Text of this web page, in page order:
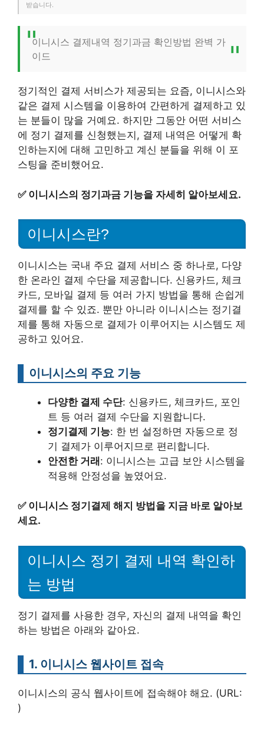
받습니다.
이니시스 결제내역 정기과금 확인방법 완벽 가
이드
정기적인 결제 서비스가 제공되는 요즘, 이니시스와
같은 결제 시스템을 이용하여 간편하게 결제하고 있
는 분들이 많을 거예요. 하지만 그동안 어떤 서비스
에 정기 결제를 신청했는지, 결제 내역은 어떻게 확
인하는지에 대해 고민하고 계신 분들을 위해 이 포
스팅을 준비했어요.
✅ 이니시스의 정기과금 기능을 자세히 알아보세요.
이니시스란?
이니시스는 국내 주요 결제 서비스 중 하나로, 다양
한 온라인 결제 수단을 제공합니다. 신용카드, 체크
카드, 모바일 결제 등 여러 가지 방법을 통해 손쉽게
결제를 할 수 있죠. 뿐만 아니라 이니시스는 정기결
제를 통해 자동으로 결제가 이루어지는 시스템도 제
공하고 있어요.
이니시스의 주요 기능
다양한 결제 수단: 신용카드, 체크카드, 포인
트 등 여러 결제 수단을 지원합니다.
정기결제 기능: 한 번 설정하면 자동으로 정
기 결제가 이루어지므로 편리합니다.
안전한 거래 : 이니시스는 고급 보안 시스템을
적용해 안정성을 높였어요.
✅ 이니시스 정기결제 해지 방법을 지금 바로 알아보
세요.
이니시스 정기 결제 내역 확인하
는 방법
정기 결제를 사용한 경우, 자신의 결제 내역을 확인
하는 방법은 아래와 같아요.
1. 이니시스 웹사이트 접속
이니시스의 공식 웹사이트에 접속해야 해요. (URL:
)